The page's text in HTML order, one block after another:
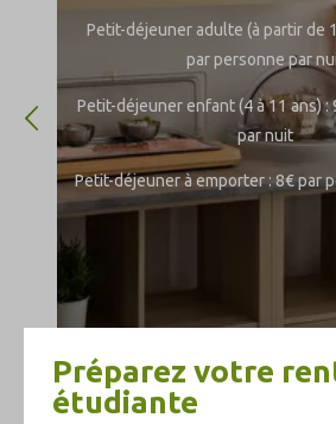
Petit-déjeuner adulte (à partir de
par personne par
Petit-déjeuner enfant (4 à 11 ans) :
par nuit
Petit-déjeuner à emporter : 8€ par
Préparez votre
étudiante